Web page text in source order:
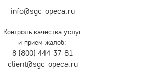
info@sgc-opeca.ru
Контроль качества услуг
и прием жалоб:
8 (800) 444-37-81
client@sgc-opeca.ru